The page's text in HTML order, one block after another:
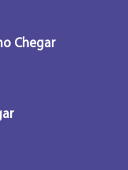
Chegar